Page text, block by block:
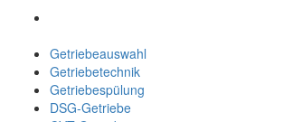
Getriebeauswahl
Getriebetechnik
Getriebespülung
DSG-Getriebe